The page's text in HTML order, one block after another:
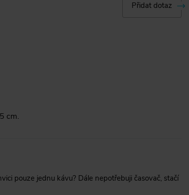
Přidat dotaz
cm.
pouze jednu kávu? Dále nepotřebuji časovač, stačí